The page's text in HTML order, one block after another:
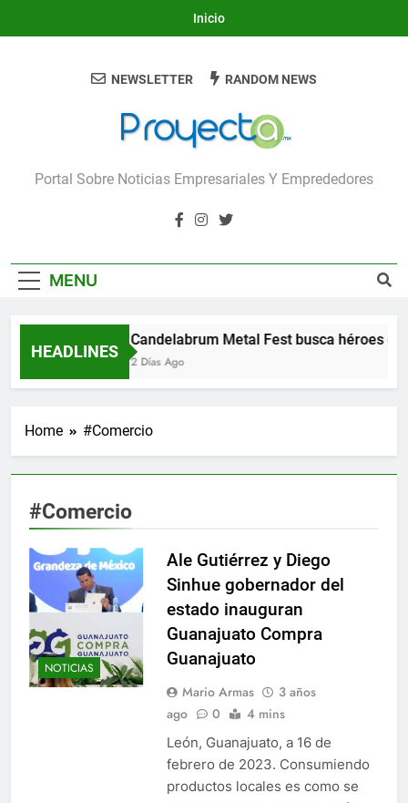
Inicio
Proyecta
Portal Sobre Noticias Empresariales Y Emprededores
NEWSLETTER RANDOM NEWS
MENU
HEADLINES
Candelabrum Metal Fest busca héroes de
2 Días Ago
Home #Comercio
#Comercio
NOTICIAS
Ale Gutiérrez y Diego
Sinhue gobernador del
estado inauguran
Guanajuato Compra
Guanajuato
Mario Armas
3 años
ago
0 4 mins
León, Guanajuato, a 16 de
febrero de 2023. Consumiendo
productos locales es como se